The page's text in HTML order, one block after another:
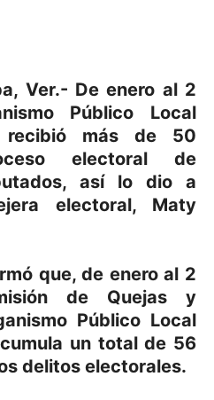
Ver.- De enero al 2
Público Local
recibió más de 50
electoral de
así lo dio a
electoral, Maty
que, de enero al 2
de Quejas y
Público Local
un total de 56
delitos electorales.